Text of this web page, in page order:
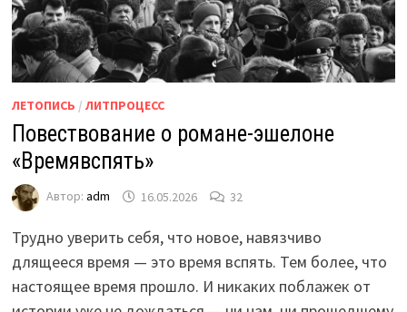
ЛЕТОПИСЬ / ЛИТПРОЦЕСС
Повествование о романе-эшелоне
«Времявспять»
Автор: adm 16.05.2026 32
Трудно уверить себя, что новое, навязчиво
длящееся время — это время вспять. Тем более, что
настоящее время прошло. И никаких поблажек от